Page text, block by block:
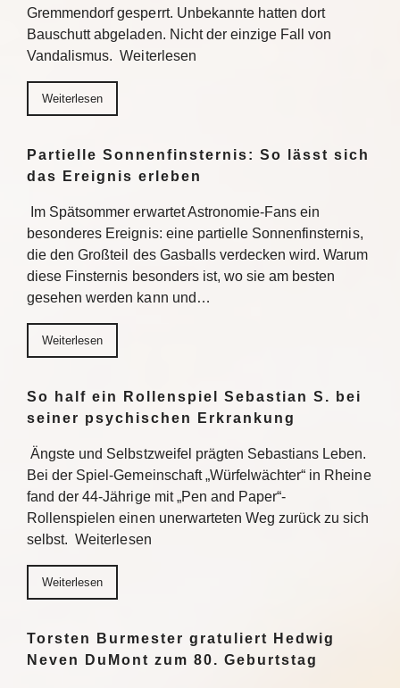
Gremmendorf gesperrt. Unbekannte hatten dort
Bauschutt abgeladen. Nicht der einzige Fall von
Vandalismus. Weiterlesen
Weiterlesen
Partielle Sonnenfinsternis: So lässt sich
das Ereignis erleben
Im Spätsommer erwartet Astronomie-Fans ein
besonderes Ereignis: eine partielle Sonnenfinsternis,
die den Großteil des Gasballs verdecken wird. Warum
diese Finsternis besonders ist, wo sie am besten
gesehen werden kann und…
Weiterlesen
So half ein Rollenspiel Sebastian S. bei
seiner psychischen Erkrankung
Ängste und Selbstzweifel prägten Sebastians Leben.
Bei der Spiel-Gemeinschaft „Würfelwächter“ in Rheine
fand der 44-Jährige mit „Pen and Paper“-
Rollenspielen einen unerwarteten Weg zurück zu sich
selbst. Weiterlesen
Weiterlesen
Torsten Burmester gratuliert Hedwig
Neven DuMont zum 80. Geburtstag